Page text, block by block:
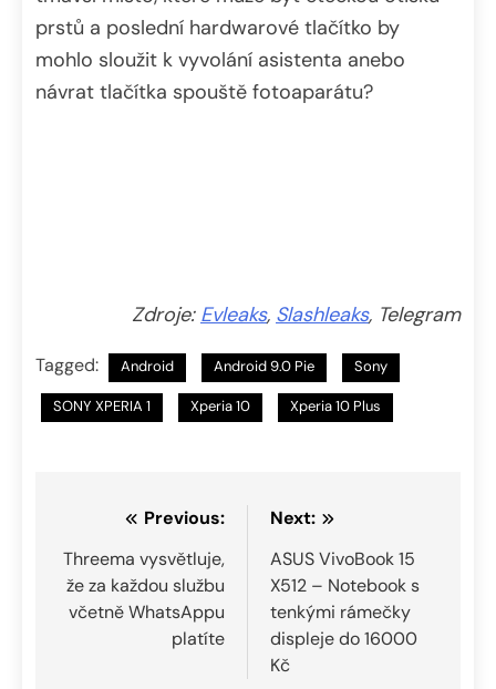
prstů a poslední hardwarové tlačítko by
mohlo sloužit k vyvolání asistenta anebo
návrat tlačítka spouště fotoaparátu?
Zdroje: Evleaks, Slashleaks, Telegram
Tagged: Android Android 9.0 Pie Sony
SONY XPERIA 1 Xperia 10 Xperia 10 Plus
Navigace
pro
příspěvek
Previous:
Threema vysvětluje,
že za každou službu
včetně WhatsAppu
platíte
Next:
ASUS VivoBook 15
X512 – Notebook s
tenkými rámečky
displeje do 16000
Kč